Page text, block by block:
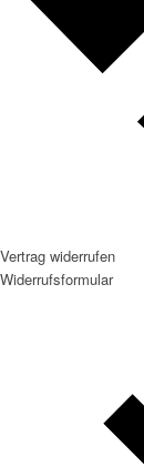
Vertrag widerrufen
Widerrufsformular